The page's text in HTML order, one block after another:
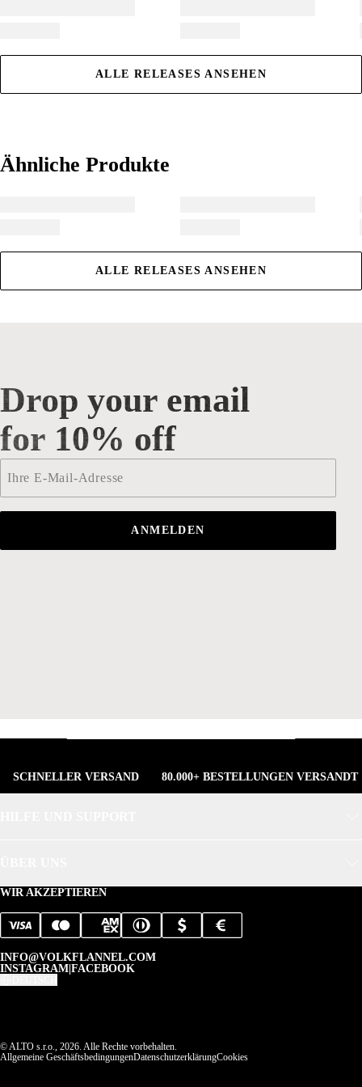
ALLE RELEASES ANSEHEN
Ähnliche Produkte
Ähnliche Produkte
ALLE RELEASES ANSEHEN
Drop your email for 10% off
Drop your email
for 10% off
ANMELDEN
SCHNELLER VERSAND 80.000+ BESTELLUNGEN VERSANDT
WIR AKZEPTIEREN
INFO@VOLKFLANNEL.COM
INSTAGRAM FACEBOOK
© ALTO s.r.o., 2026. Alle Rechte vorbehalten.
Allgemeine GeschäftsbedingungenDatenschutzerklärungCookies